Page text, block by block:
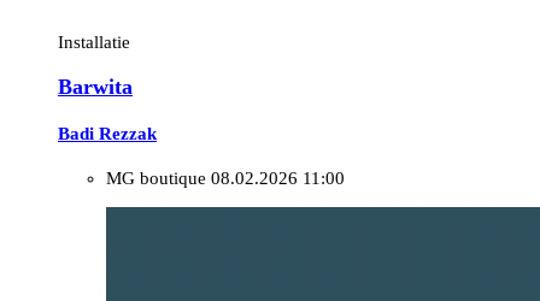
Installatie
Barwita
Badi Rezzak
MG boutique 08.02.2026 11:00